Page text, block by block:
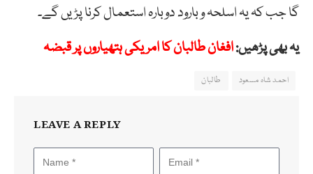
گا جب کہ یہ اسلحہ و بارود دوبارہ استعمال کرنا پڑیں گے۔
یہ بھی پڑھیں:افغان طالبان کا امریکی ہتھیاروں پر قبضہ
احمد شاہ مسعود طالبان
LEAVE A REPLY